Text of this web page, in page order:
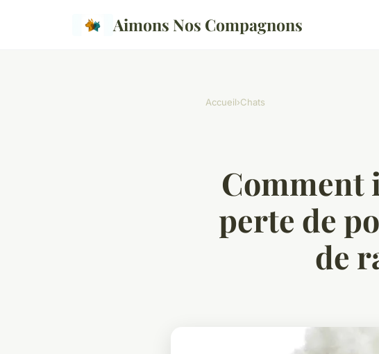
Aimons Nos Compagnons
Accueil›Chats
Comment
perte de
de